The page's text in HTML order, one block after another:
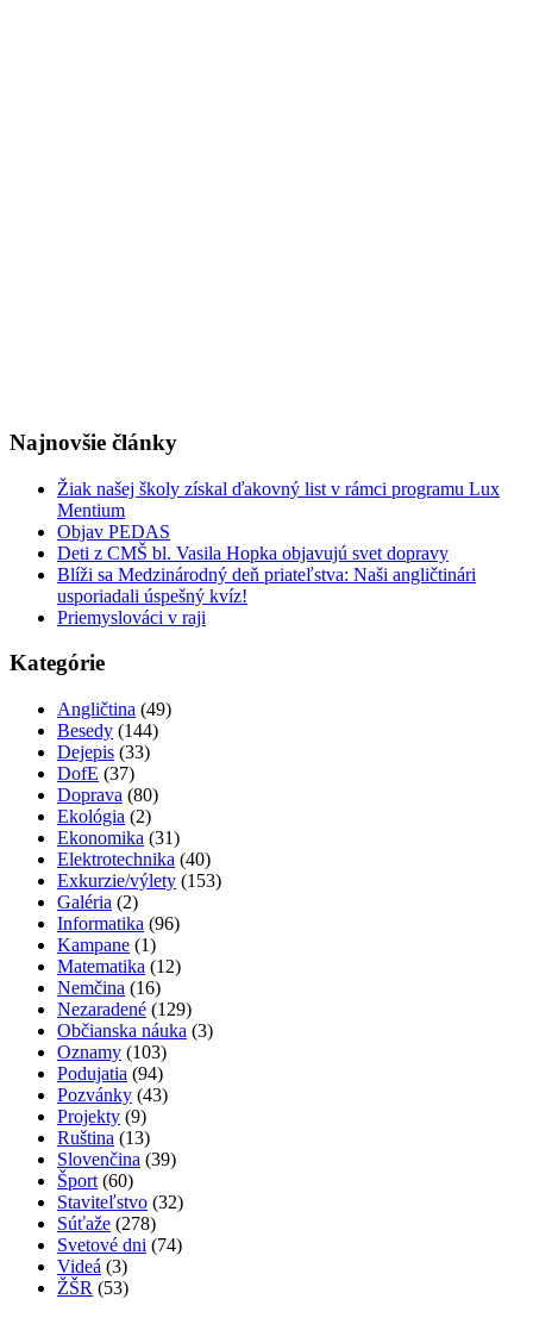
Najnovšie články
Žiak našej školy získal ďakovný list v rámci programu Lux
Mentium
Objav PEDAS
Deti z CMŠ bl. Vasila Hopka objavujú svet dopravy
Blíži sa Medzinárodný deň priateľstva: Naši angličtinári
usporiadali úspešný kvíz!
Priemyslováci v raji
Kategórie
Angličtina (49)
Besedy (144)
Dejepis (33)
DofE (37)
Doprava (80)
Ekológia (2)
Ekonomika (31)
Elektrotechnika (40)
Exkurzie/výlety (153)
Galéria (2)
Informatika (96)
Kampane (1)
Matematika (12)
Nemčina (16)
Nezaradené (129)
Občianska náuka (3)
Oznamy (103)
Podujatia (94)
Pozvánky (43)
Projekty (9)
Ruština (13)
Slovenčina (39)
Šport (60)
Staviteľstvo (32)
Súťaže (278)
Svetové dni (74)
Videá (3)
ŽŠR (53)